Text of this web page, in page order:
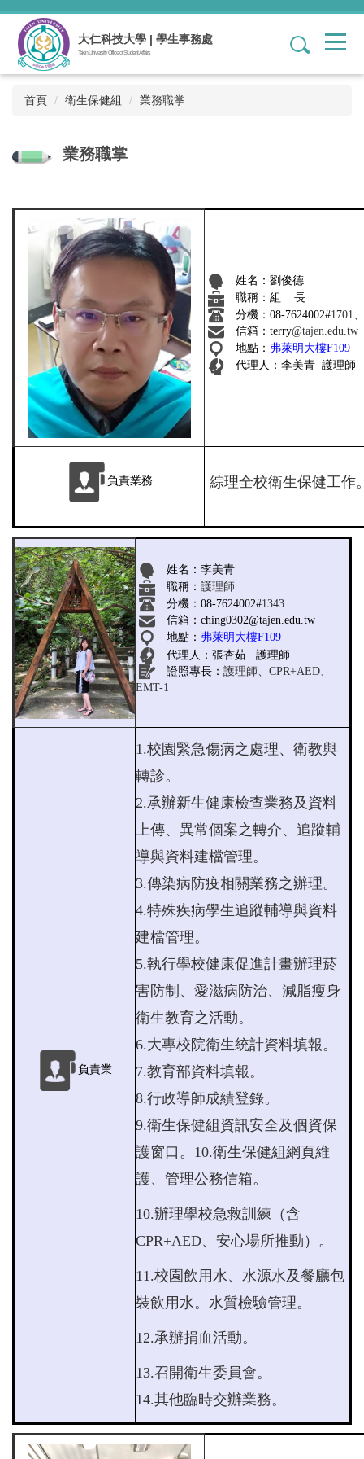
跳
主
要
內
大仁科技大學 | 學生事務處
Tajen University Office of Student Affairs
1
首頁 衛生保健組 業務職掌
業務職掌
姓名：劉俊德
職稱：組 長
分機： 08-7624002#1701
信箱：terry@tajen.edu.tw
地點： 弗萊明大樓F109
代理人：李美青 護理師
負責業務 綜理全校衛生保健工作
姓名：李美青
職稱： 護理師
分機： 08-7624002#1343
信箱：ching0302@tajen.edu.tw
地點： 弗萊明大樓F109
代理人：張杏茹 護理師
證照專長： 護理師、CPR+AED
EMT-1
負責業
1.校園緊急傷病之處理、衛教與
轉診。
2.承辦新生健康檢查業務及資料
上傳、異常個案之轉介、追蹤輔
導與資料建檔管理。
3.傳染病防疫相關業務之辦理。
4.特殊疾病學生追蹤輔導與資料
建檔管理。
5.執行學校健康促進計畫辦理菸
害防制、愛滋病防治、減脂瘦身
衛生教育之活動。
6.大專校院衛生統計資料填報。
7.教育部資料填報。
8.行政導師成績登錄。
9.衛生保健組資訊安全及個資保
護窗口。 10.衛生保健組網頁維
護、管理公務信箱。
10.辦理學校急救訓練（含
CPR+AED、安心場所推動）。
11.校園飲用水、水源水及餐廳包
裝飲用水。水質檢驗管理。
12.承辦捐血活動。
13.召開衛生委員會。
14.其他臨時交辦業務。